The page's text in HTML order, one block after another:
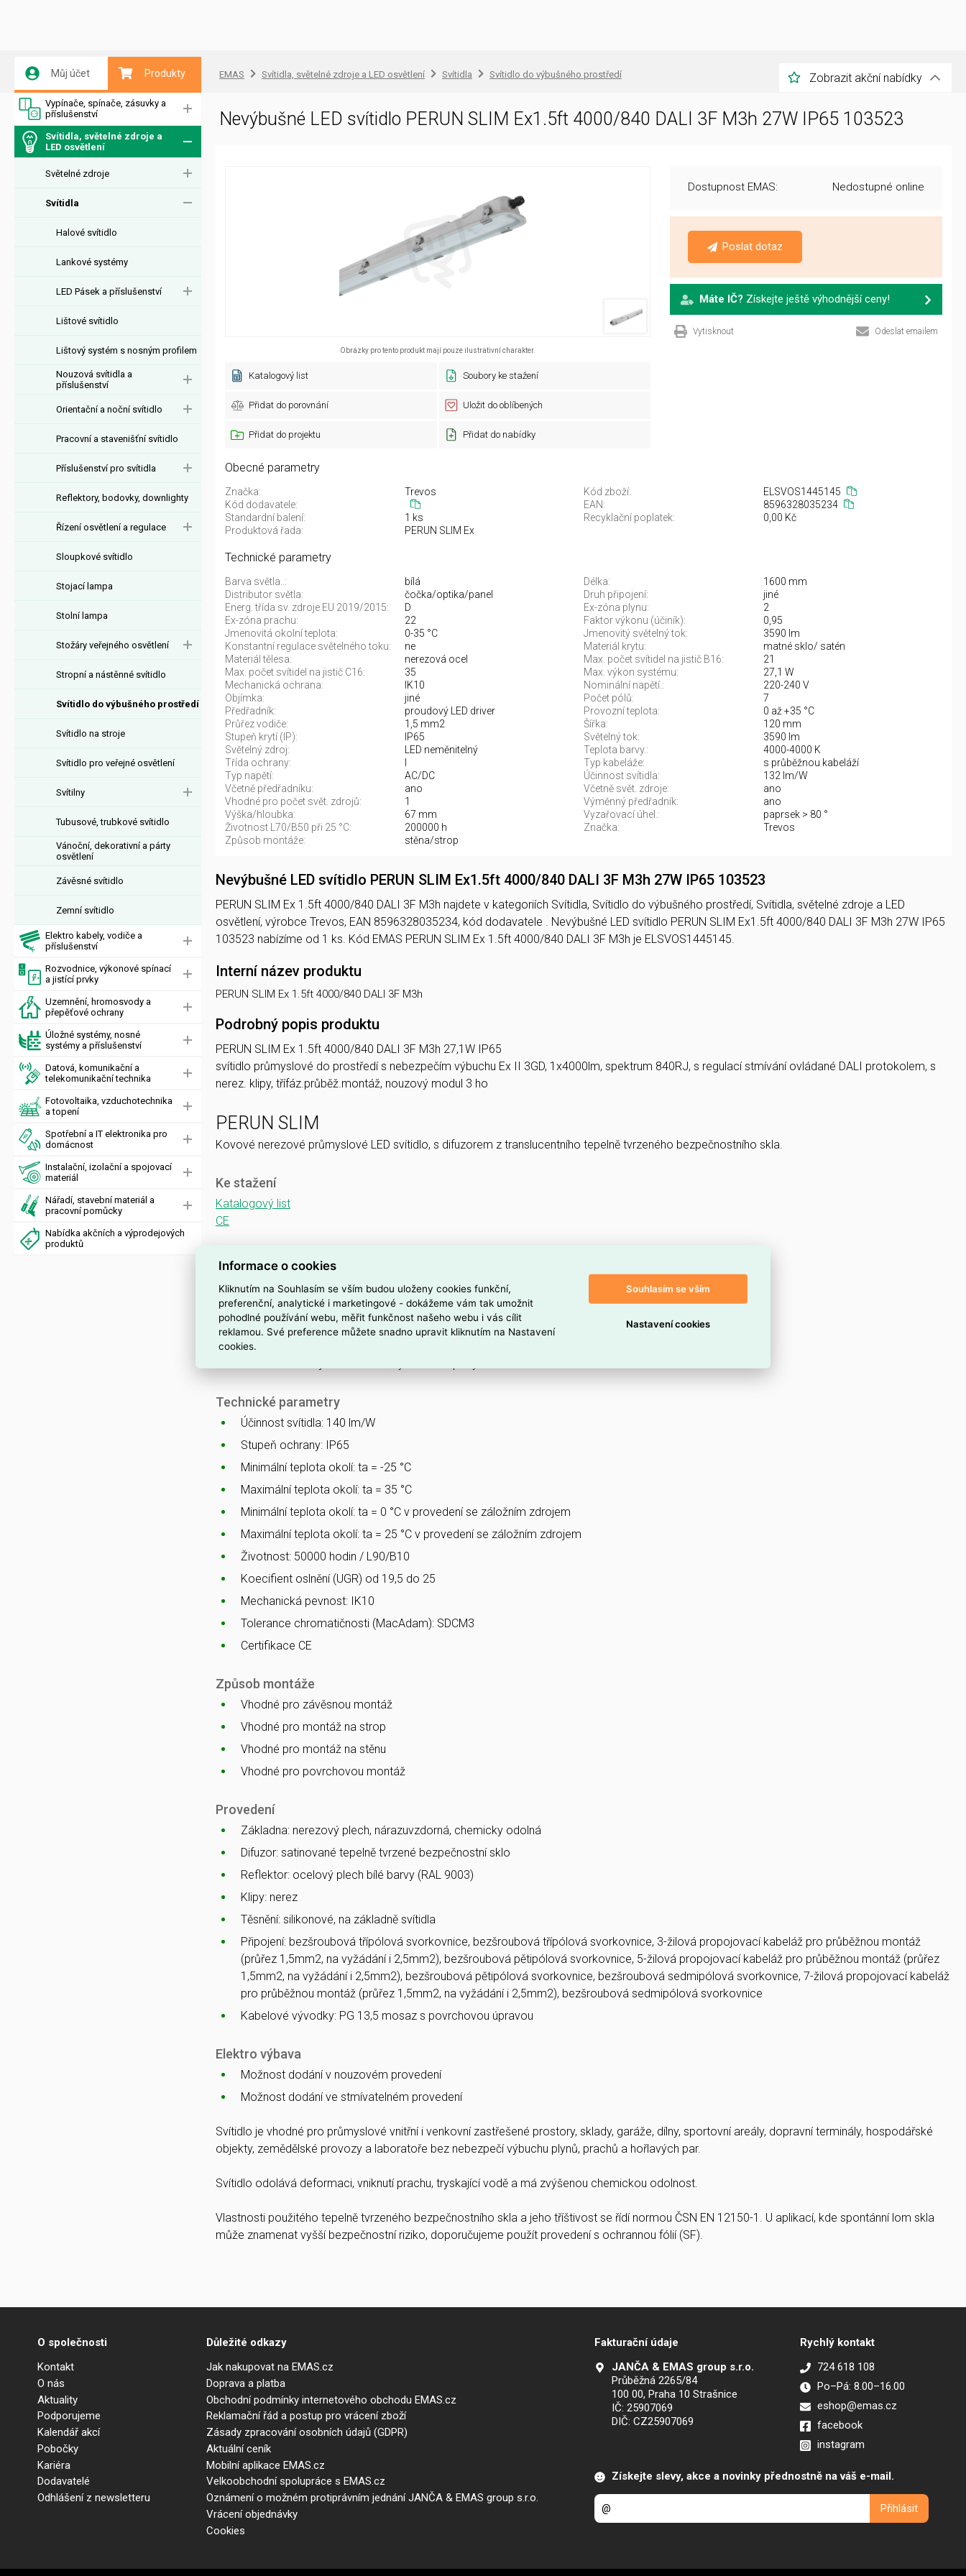
Můj účet Produkty
Vypínače, spínače, zásuvky a
příslušenství
Svítidla, světelné zdroje a
LED osvětlení
Světelné zdroje
Svítidla
Halové svítidlo
Lankové systémy
LED Pásek a příslušenství
Lištové svítidlo
Lištový systém s nosným profilem
Nouzová svítidla a
příslušenství
Orientační a noční svítidlo
Pracovní a stavenišťní svítidlo
Příslušenství pro svítidla
Reflektory, bodovky, downlighty
Řízení osvětlení a regulace
Sloupkové svítidlo
Stojací lampa
Stolní lampa
Stožáry veřejného osvětlení
Stropní a nástěnné svítidlo
Svítidlo do výbušného prostředí
Svítidlo na stroje
Svítidlo pro veřejné osvětlení
Svítilny
Tubusové, trubkové svítidlo
Vánoční, dekorativní a párty
osvětlení
Závěsné svítidlo
Zemní svítidlo
Elektro kabely, vodiče a
příslušenství
Rozvodnice, výkonové spínací
a jistící prvky
Uzemnění, hromosvody a
přepěťové ochrany
Úložné systémy, nosné
systémy a příslušenství
Datová, komunikační a
telekomunikační technika
Fotovoltaika, vzduchotechnika
a topení
Spotřební a IT elektronika pro
domácnost
Instalační, izolační a spojovací
materiál
Nářadí, stavební materiál a
pracovní pomůcky
Nabídka akčních a výprodejových
produktů
EMAS Svítidla, světelné zdroje a LED osvětlení Svítidla Svítidlo do výbušného prostředí Zobrazit akční nabídky
Nevýbušné LED svítidlo PERUN SLIM Ex1.5ft 4000/840 DALI 3F M3h 27W IP65 103523
Obrázky pro tento produkt mají pouze ilustrativní charakter.
Katalogový list Soubory ke stažení
Přidat do porovnání Uložit do oblíbených
Přidat do projektu Přidat do nabídky
Dostupnost EMAS: Nedostupné online
Poslat dotaz
Máte IČ? Získejte ještě výhodnější ceny!
Vytisknout Odeslat emailem
Obecné parametry
Značka: Trevos Kód zboží:
ELSVOS1445145
Kód dodavatele:
EAN:
8596328035234
Standardní balení:
1 ks Recyklační poplatek:
0,00 Kč
Produktová řada:
PERUN SLIM Ex
Technické parametry
Barva světla..: bílá Délka:
1600 mm
Distributor světla:
čočka/optika/panel Druh připojení:
jiné
Energ. třída sv. zdroje EU 2019/2015:
D Ex-zóna plynu:
2
Ex-zóna prachu:
22 Faktor výkonu (účiník):
0,95
Jmenovitá okolní teplota:
0-35 °C Jmenovitý světelný tok:
3590 lm
Konstantní regulace světelného toku:
ne Materiál krytu:
matné sklo/ satén
Materiál tělesa:
nerezová ocel Max. počet svítidel na jistič B16:
21
Max. počet svítidel na jistič C16:
35 Max. výkon systému:
27,1 W
Mechanická ochrana:
IK10 Nominální napětí.:
220-240 V
Objímka:
jiné Počet pólů:
7
Předřadník:
proudový LED driver Provozní teplota:
0 až +35 °C
Průřez vodiče:
1,5 mm2 Šířka:
120 mm
Stupeň krytí (IP):
IP65 Světelný tok:
3590 lm
Světelný zdroj:
LED neměnitelný Teplota barvy.:
4000-4000 K
Třída ochrany:
Typ kabeláže:
s průběžnou kabeláží
Typ napětí:
AC/DC Účinnost svítidla:
132 lm/W
Včetně předřadníku:
ano Včetně svět. zdroje:
ano
Vhodné pro počet svět. zdrojů:
1 Výměnný předřadník:
ano
Výška/hloubka:
67 mm Vyzařovací úhel.:
paprsek > 80 °
Životnost L70/B50 při 25 °C:
200000 h Značka:
Trevos
Způsob montáže:
stěna/strop
Nevýbušné LED svítidlo PERUN SLIM Ex1.5ft 4000/840 DALI 3F M3h 27W IP65 103523
PERUN SLIM Ex 1.5ft 4000/840 DALI 3F M3h najdete v kategoriích Svítidla, Svítidlo do výbušného prostředí, Svítidla, světelné zdroje a LED
osvětlení, výrobce Trevos, EAN 8596328035234, kód dodavatele . Nevýbušné LED svítidlo PERUN SLIM Ex1.5ft 4000/840 DALI 3F M3h 27W IP65
103523 nabízíme od 1 ks. Kód EMAS PERUN SLIM Ex 1.5ft 4000/840 DALI 3F M3h je ELSVOS1445145.
Interní název produktu
PERUN SLIM Ex 1.5ft 4000/840 DALI 3F M3h
Podrobný popis produktu
PERUN SLIM Ex 1.5ft 4000/840 DALI 3F M3h 27,1W IP65
svítidlo průmyslové do prostředí s nebezpečím výbuchu Ex II 3GD, 1x4000lm, spektrum 840RJ, s regulací stmívání ovládané DALI protokolem, s
nerez. klipy, třífáz.průběž.montáž, nouzový modul 3 ho
PERUN SLIM
Kovové nerezové průmyslové LED svítidlo, s difuzorem z translucentního tepelně tvrzeného bezpečnostního skla.
Ke stažení
Katalogový list
CE
Standardní provedení CRI > 80: 4000 K
Možnost dodání EM kitu M1h s autotestem baterie
Možnost dodání difuzoru s ochrannou fólií (SF)
Technické parametry
Účinnost svítidla: 140 lm/W
Stupeň ochrany: IP65
Minimální teplota okolí: ta = -25 °C
Maximální teplota okolí: ta = 35 °C
Minimální teplota okolí: ta = 0 °C v provedení se záložním zdrojem
Maximální teplota okolí: ta = 25 °C v provedení se záložním zdrojem
Životnost: 50000 hodin / L90/B10
Koecifient oslnění (UGR) od 19,5 do 25
Mechanická pevnost: IK10
Tolerance chromatičnosti (MacAdam): SDCM3
Certifikace CE
Způsob montáže
Vhodné pro závěsnou montáž
Vhodné pro montáž na strop
Vhodné pro montáž na stěnu
Vhodné pro povrchovou montáž
Provedení
Základna: nerezový plech, nárazuvzdorná, chemicky odolná
Difuzor: satinované tepelně tvrzené bezpečnostní sklo
Reflektor: ocelový plech bílé barvy (RAL 9003)
Klipy: nerez
Těsnění: silikonové, na základně svítidla
Připojení: bezšroubová třípólová svorkovnice, bezšroubová třípólová svorkovnice, 3-žilová propojovací kabeláž pro průběžnou montáž
(průřez 1,5mm2, na vyžádání i 2,5mm2), bezšroubová pětipólová svorkovnice, 5-žilová propojovací kabeláž pro průběžnou montáž (průřez
1,5mm2, na vyžádání i 2,5mm2), bezšroubová pětipólová svorkovnice, bezšroubová sedmipólová svorkovnice, 7-žilová propojovací kabeláž
pro průběžnou montáž (průřez 1,5mm2, na vyžádání i 2,5mm2), bezšroubová sedmipólová svorkovnice
Kabelové vývodky: PG 13,5 mosaz s povrchovou úpravou
Elektro výbava
Možnost dodání v nouzovém provedení
Možnost dodání ve stmívatelném provedení
Svítidlo je vhodné pro průmyslové vnitřní i venkovní zastřešené prostory, sklady, garáže, dílny, sportovní areály, dopravní terminály, hospodářské
objekty, zemědělské provozy a laboratoře bez nebezpečí výbuchu plynů, prachů a hořlavých par.
Svítidlo odolává deformaci, vniknutí prachu, tryskající vodě a má zvýšenou chemickou odolnost.
Vlastnosti použitého tepelně tvrzeného bezpečnostního skla a jeho tříštivost se řídí normou ČSN EN 12150-1. U aplikací, kde spontánní lom skla
může znamenat vyšší bezpečnostní riziko, doporučujeme použít provedení s ochrannou fólií (SF).
O společnosti
Kontakt
O nás
Aktuality
Podporujeme
Kalendář akcí
Pobočky
Kariéra
Dodavatelé
Odhlášení z newsletteru
Důležité odkazy
Jak nakupovat na EMAS.cz
Doprava a platba
Obchodní podmínky internetového obchodu EMAS.cz
Reklamační řád a postup pro vrácení zboží
Zásady zpracování osobních údajů (GDPR)
Aktuální ceník
Mobilní aplikace EMAS.cz
Velkoobchodní spolupráce s EMAS.cz
Oznámení o možném protiprávním jednání JANČA & EMAS group s.r.o.
Vrácení objednávky
Cookies
Fakturační údaje
JANČA & EMAS group s.r.o.
Průběžná 2265/84
100 00, Praha 10 Strašnice
IČ: 25907069
DIČ: CZ25907069
Rychlý kontakt
724 618 108
Po–Pá: 8.00–16.00
eshop@emas.cz
facebook
instagram
Získejte slevy, akce a novinky přednostně na váš e-mail.
Informace o cookies
Kliknutím na Souhlasím se vším budou uloženy cookies funkční,
preferenční, analytické i marketingové - dokážeme vám tak umožnit
pohodlné používání webu, měřit funkčnost našeho webu i vás cílit
reklamou. Své preference můžete snadno upravit kliknutím na Nastavení
cookies.
Souhlasím se vším
Nastavení cookies